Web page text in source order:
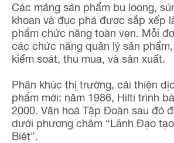
Các mảng sản phẩm bu loong,
khoan và đục phá được sắp xếp
phẩm chức năng toàn vẹn. Mỗi
các chức năng quản lý sản phẩm,
kiểm soát, thu mua, và sản xuất.
Phân khúc thị trường, cải thiện
phẩm mới: năm 1986, Hilti trình
2000. Văn hoá Tập Đoàn sau đó
dưới phương châm “Lãnh Đạo
Biệt”.